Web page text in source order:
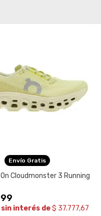
Envío Gratis
Cloudmonster 3 Running
interés de $ 37.777,67